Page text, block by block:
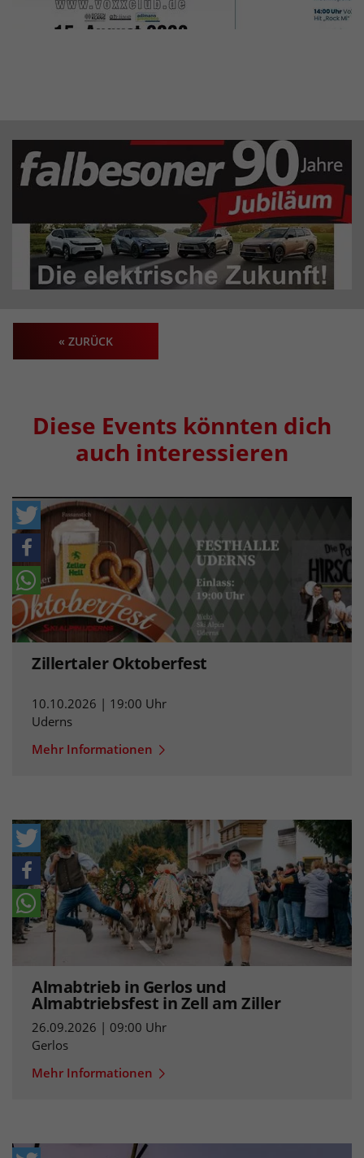
« ZURÜCK
Diese Events könnten dich
auch interessieren
Zillertaler Oktoberfest
10.10.2026 | 19:00 Uhr
Uderns
Mehr Informationen
Almabtrieb in Gerlos und
Almabtriebsfest in Zell am Ziller
26.09.2026 | 09:00 Uhr
Gerlos
Mehr Informationen